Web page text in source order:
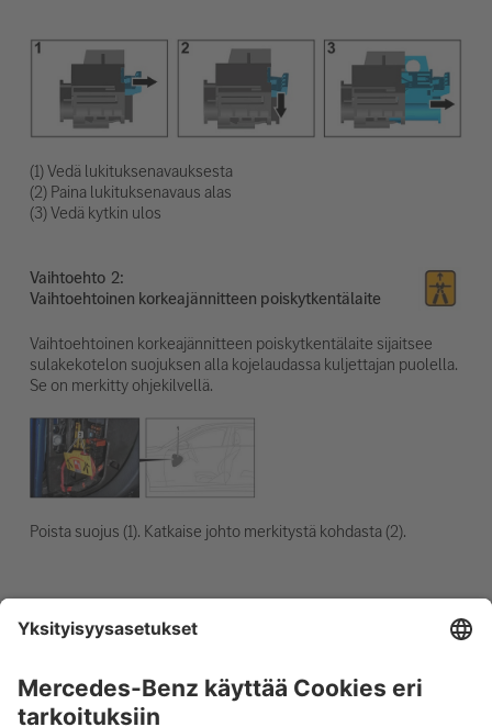
(1) Vedä lukituksenavauksesta
(2) Paina lukituksenavaus alas
(3) Vedä kytkin ulos
Vaihtoehto
Vaihtoehtoinen korkeajännitteen poiskytkentälaite
Vaihtoehtoinen korkeajännitteen poiskytkentälaite sijaitsee
sulakekotelon suojuksen alla kojelaudassa kuljettajan puolella.
Se on merkitty ohjekilvellä.
Poista suojus (1). Katkaise johto merkitystä kohdasta (2).
12 V:n akun kytkeminen irti
2. Irrota 12 V:n akun miinusjohto ruuviliitännästä ja
varmista tahattoman kosketuksen estämiseksi.